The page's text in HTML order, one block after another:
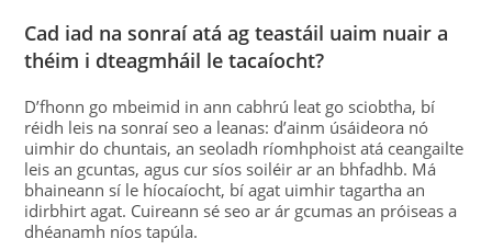
Cad iad na sonraí atá ag teastáil uaim nuair a
théim i dteagmháil le tacaíocht?
D’fhonn go mbeimid in ann cabhrú leat go sciobtha, bí
réidh leis na sonraí seo a leanas: d’ainm úsáideora nó
uimhir do chuntais, an seoladh ríomhphoist atá ceangailte
leis an gcuntas, agus cur síos soiléir ar an bhfadhb. Má
bhaineann sí le híocaíocht, bí agat uimhir tagartha an
idirbhirt agat. Cuireann sé seo ar ár gcumas an próiseas a
dhéanamh níos tapúla.